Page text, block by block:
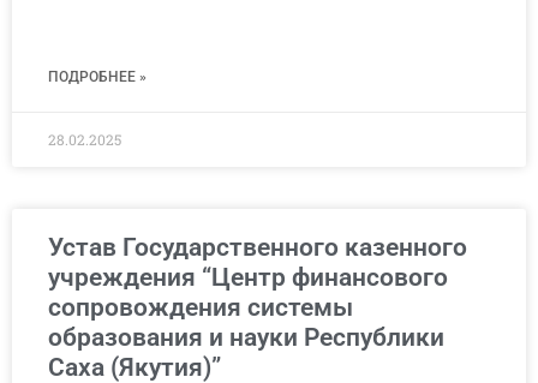
ПОДРОБНЕЕ »
28.02.2025
Устав Государственного казенного
учреждения “Центр финансового
сопровождения системы
образования и науки Республики
Саха (Якутия)”